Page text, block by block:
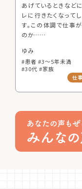
あげているときなど
レに行きたくなって
す。この体調で仕事
のか……
ゆみ
#患者 #3～5年未満
#30代 #家族
仕事